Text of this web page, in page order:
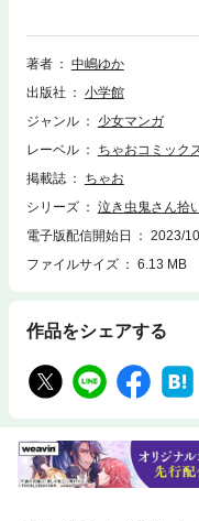
著者
中嶋ゆか
出版社
小学館
ジャンル
少女マンガ
レーベル
ちゃおコミック
掲載誌
ちゃお
シリーズ
泣き虫鬼さん拾
電子版配信開始日
2023/
ファイルサイズ
6.13 MB
作品をシェアする